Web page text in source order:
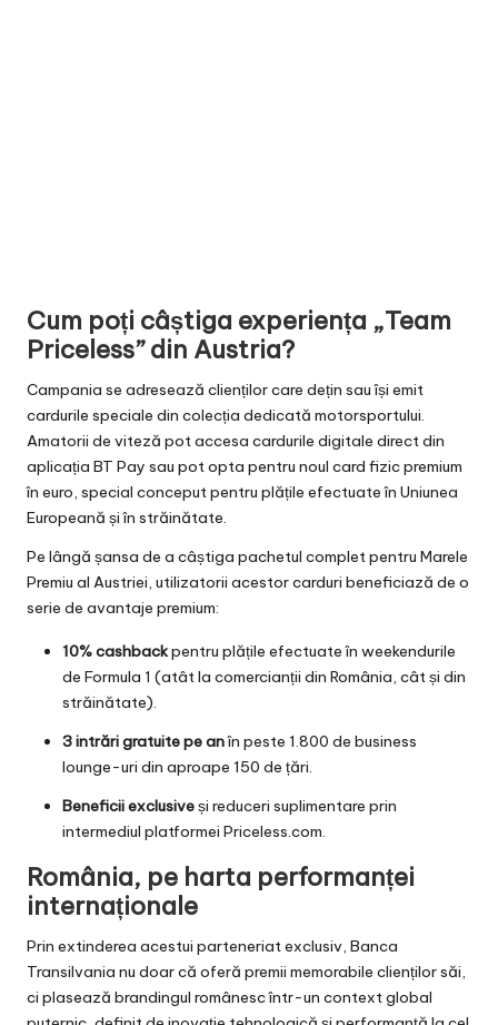
Cum poți câștiga experiența „Team
Priceless” din Austria?
Campania se adresează clienților care dețin sau își emit
cardurile speciale din colecția dedicată motorsportului.
Amatorii de viteză pot accesa cardurile digitale direct din
aplicația BT Pay sau pot opta pentru noul card fizic premium
în euro, special conceput pentru plățile efectuate în Uniunea
Europeană și în străinătate.
Pe lângă șansa de a câștiga pachetul complet pentru Marele
Premiu al Austriei, utilizatorii acestor carduri beneficiază de o
serie de avantaje premium:
10% cashbackpentru plățile efectuate în weekendurile
de Formula 1 (atât la comercianții din România, cât și din
străinătate).
3 intrări gratuite pe anîn peste 1.800 de business
lounge-uri din aproape 150 de țări.
Beneficii exclusiveși reduceri suplimentare prin
intermediul platformei Priceless.com.
România, pe harta performanței
internaționale
Prin extinderea acestui parteneriat exclusiv, Banca
Transilvania nu doar că oferă premii memorabile clienților săi,
ci plasează brandingul românesc într-un context global